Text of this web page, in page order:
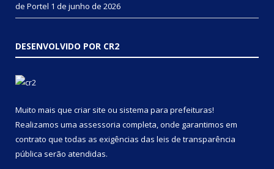
de Portel 1 de junho de 2026
DESENVOLVIDO POR CR2
Muito mais que criar site ou sistema para prefeituras!
Realizamos uma assessoria completa, onde garantimos em
contrato que todas as exigências das leis de transparência
pública serão atendidas.